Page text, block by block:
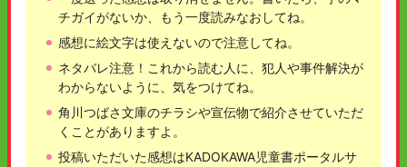
チガイがないか、もう一度読みなおしてね。
感想に絵文字は使えないので注意してね。
ネタバレ注意！これから読む人に、犯人や事件解決が
わからないように、気をつけてね。
角川つばさ文庫のチラシや宣伝物で紹介させていただ
くことがありますよ。
投稿いただいた感想はKADOKAWA児童書ポータルサ